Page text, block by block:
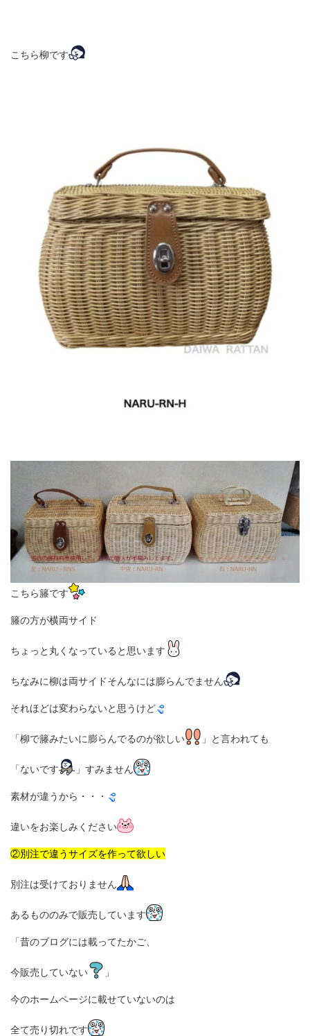
こちら柳です
こちら籐です
籐の方が横両サイド
ちょっと丸くなっていると思います
ちなみに柳は両サイドそんなには膨らんでません
それほどは変わらないと思うけど
「柳で籐みたいに膨らんでるのが欲しい 」と言われても
「ないです 」すみません
素材が違うから・・・
違いをお楽しみください
②別注で違うサイズを作って欲しい
別注は受けておりません
あるもののみで販売しています
「昔のブログには載ってたかご、
今販売していない 」
今のホームページに載せていないのは
全て売り切れです